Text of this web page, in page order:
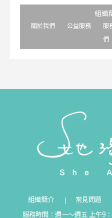
組織
關於我們 公益服務 服
們
組織簡介 常見問題
服務時間：週一～週五 上午9